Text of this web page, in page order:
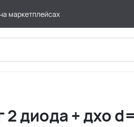
маркетплейсах
2 диода + дхо